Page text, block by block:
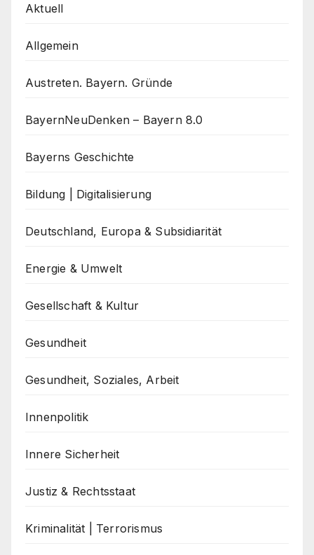
Aktuell
Allgemein
Austreten. Bayern. Gründe
BayernNeuDenken – Bayern 8.0
Bayerns Geschichte
Bildung | Digitalisierung
Deutschland, Europa & Subsidiarität
Energie & Umwelt
Gesellschaft & Kultur
Gesundheit
Gesundheit, Soziales, Arbeit
Innenpolitik
Innere Sicherheit
Justiz & Rechtsstaat
Kriminalität | Terrorismus